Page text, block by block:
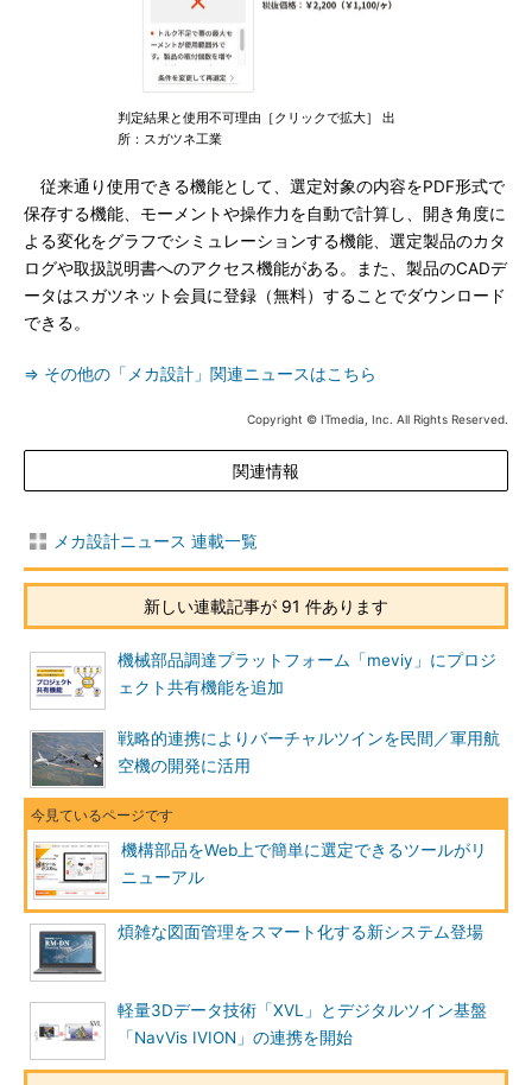
判定結果と使用不可理由［クリックで拡大］ 出
所：スガツネ工業
従来通り使用できる機能として、選定対象の内容をPDF形式で
保存する機能、モーメントや操作力を自動で計算し、開き角度に
よる変化をグラフでシミュレーションする機能、選定製品のカタ
ログや取扱説明書へのアクセス機能がある。また、製品のCADデ
ータはスガツネット会員に登録（無料）することでダウンロード
できる。
⇒ その他の「メカ設計」関連ニュースはこちら
Copyright © ITmedia, Inc. All Rights Reserved.
関連情報
メカ設計ニュース 連載一覧
新しい連載記事が 91 件あります
機械部品調達プラットフォーム「meviy」にプロジ
ェクト共有機能を追加
戦略的連携によりバーチャルツインを民間／軍用航
空機の開発に活用
機構部品をWeb上で簡単に選定できるツールがリ
ニューアル
煩雑な図面管理をスマート化する新システム登場
軽量3Dデータ技術「XVL」とデジタルツイン基盤
「NavVis IVION」の連携を開始